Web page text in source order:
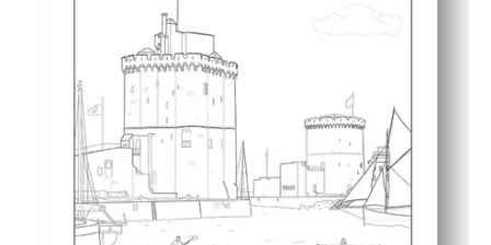
Vielseitig einsetzbar — ideal für Denkpausen,